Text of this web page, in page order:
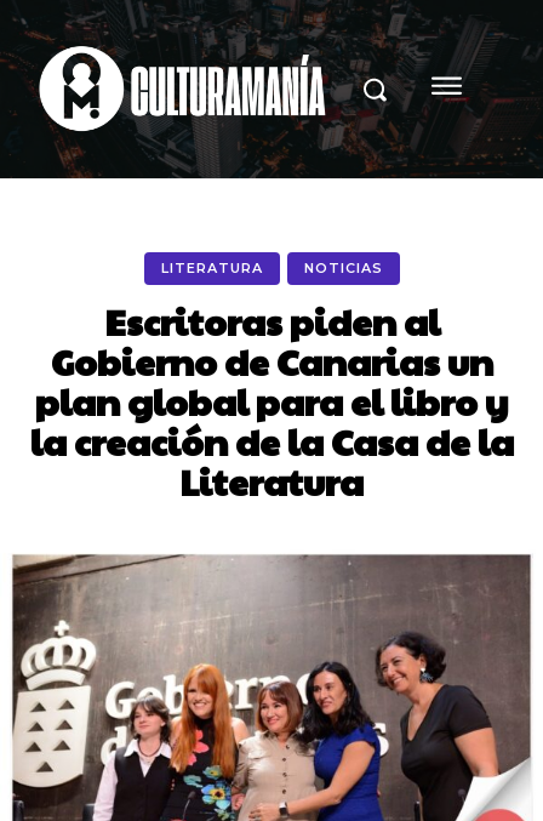
LITERATURA NOTICIAS
Escritoras piden al
Gobierno de Canarias un
plan global para el libro y
la creación de la Casa de la
Literatura